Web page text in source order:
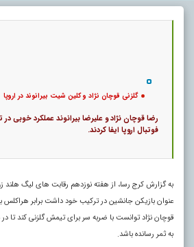
گلزنی قوچان نژاد و کلین شیت بیرانوند در اروپا
رضا قوچان نژاد و علیرضا بیرانوند عملکرد خوبی
فوتبال اروپا ایفا کردند.
به گزارش کرج رسا، از هفته نوزدهم رقابت های لیگ هلند
به ثمر رسانده باشد.